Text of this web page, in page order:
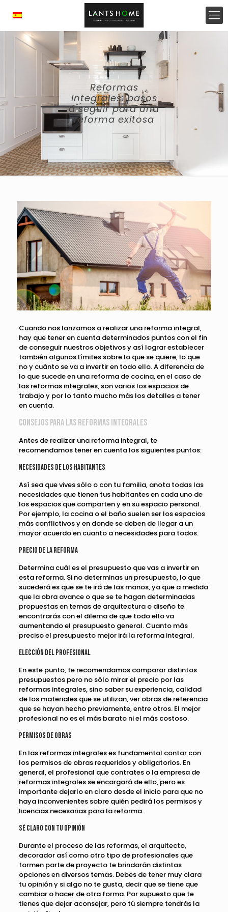
Reformas
integrales: pasos
a seguir para una
reforma exitosa
Cuando nos lanzamos a realizar una reforma integral,
hay que tener en cuenta determinados puntos con el fin
de conseguir nuestros objetivos y así lograr establecer
también algunos límites sobre lo que se quiere, lo que
no y cuánto se va a invertir en todo ello. A diferencia de
lo que sucede en una reforma de cocina, en el caso de
las reformas integrales, son varios los espacios de
trabajo y por lo tanto mucho más los detalles a tener
en cuenta.
Consejos para las reformas integrales
Antes de realizar una reforma integral, te
recomendamos tener en cuenta los siguientes puntos:
Necesidades de los habitantes
Así sea que vives sólo o con tu familia, anota todas las
necesidades que tienen tus habitantes en cada uno de
los espacios que comparten y en su espacio personal.
Por ejemplo, la cocina o el baño suelen ser los espacios
más conflictivos y en donde se deben de llegar a un
mayor acuerdo en cuanto a necesidades para todos.
Precio de la reforma
Determina cuál es el presupuesto que vas a invertir en
esta reforma. Si no determinas un presupuesto, lo que
sucederá es que se te irá de las manos, ya que a medida
que la obra avance o que se te hagan determinadas
propuestas en temas de arquitectura o diseño te
encontrarás con el dilema de que todo ello va
aumentando el presupuesto general. Cuanto más
preciso el presupuesto mejor irá la reforma integral.
Elección del profesional
En este punto, te recomendamos comparar distintos
presupuestos pero no sólo mirar el precio por las
reformas integrales, sino saber su experiencia, calidad
de los materiales que se utilizan, ver obras de referencia
que se hayan hecho previamente, entre otros. El mejor
profesional no es el más barato ni el más costoso.
Permisos de obras
En las reformas integrales es fundamental contar con
los permisos de obras requeridos y obligatorios. En
general, el profesional que contrates o la empresa de
reformas integrales se encargará de ello, pero es
importante dejarlo en claro desde el inicio para que no
haya inconvenientes sobre quién pedirá los permisos y
licencias necesarias para la reforma.
Sé claro con tu opinión
Durante el proceso de las reformas, el arquitecto,
decorador así como otro tipo de profesionales que
formen parte de proyecto te brindarán distintas
opciones en diversos temas. Debes de tener muy clara
tu opinión y si algo no te gusta, decir que se tiene que
cambiar o hacer de otra forma. Por supuesto que te
tienes que dejar aconsejar, pero tú siempre tendrás la